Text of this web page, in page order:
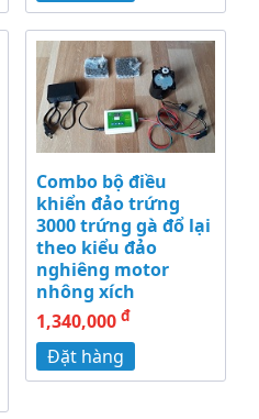
Combo bộ điều
khiển đảo trứng
3000 trứng gà đổ lại
theo kiểu đảo
nghiêng motor
nhông xích
1,340,000 đ
Đặt hàng